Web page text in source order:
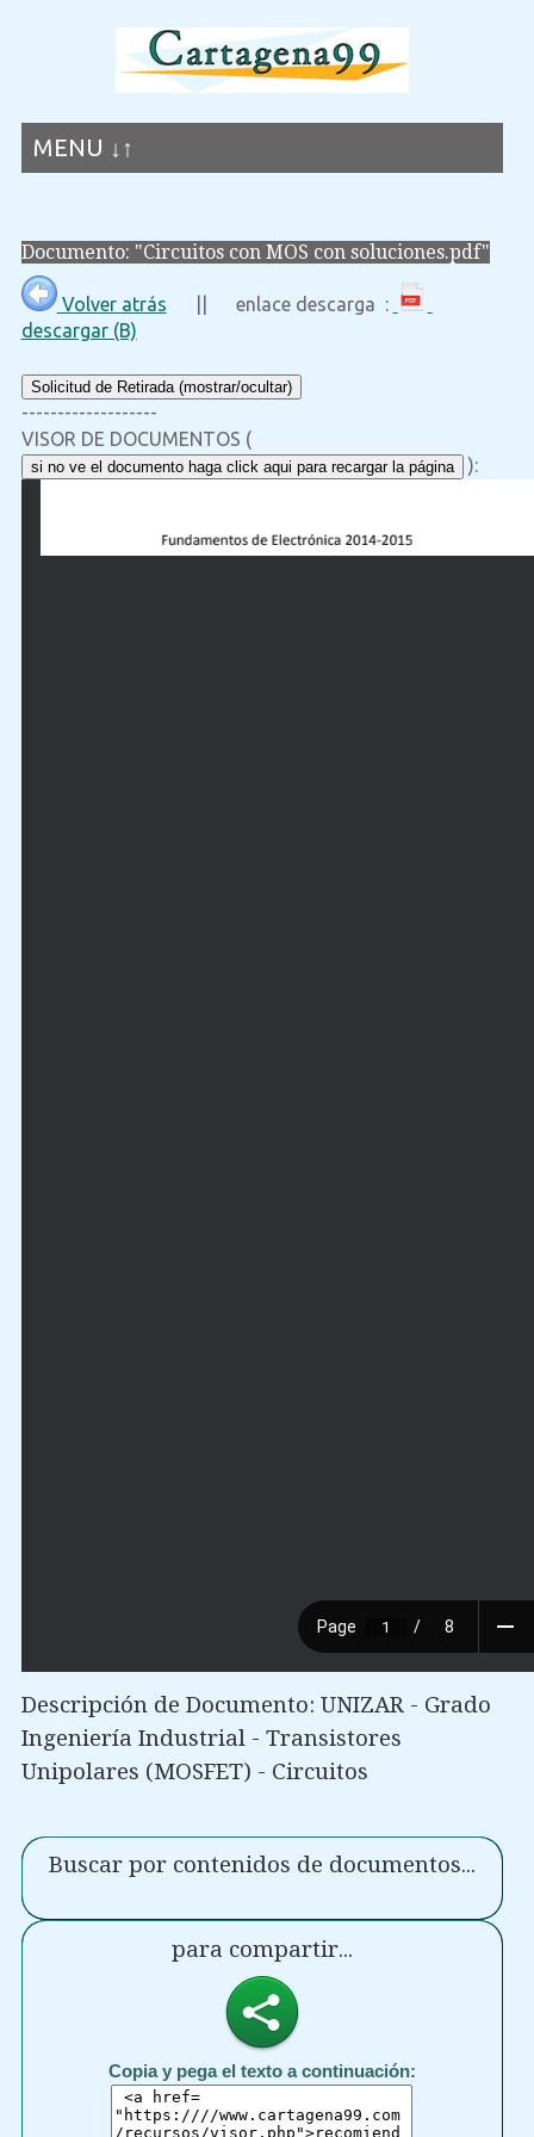
MENU ↓↑
Documento: "Circuitos con MOS con soluciones.pdf"
Volver atrás || enlace descarga :
descargar (B)
Solicitud de Retirada (mostrar/ocultar)
-------------------
VISOR DE DOCUMENTOS (
si no ve el documento haga click aqui para recargar la página ):
Descripción de Documento: UNIZAR - Grado
Ingeniería Industrial - Transistores
Unipolares (MOSFET) - Circuitos
Buscar por contenidos de documentos...
para compartir...
Copia y pega el texto a continuación: